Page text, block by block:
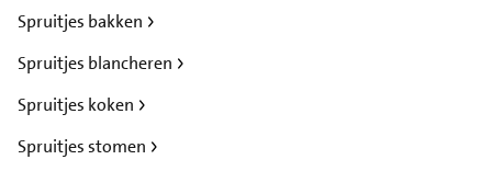
Spruitjes bakken
Spruitjes blancheren
Spruitjes koken
Spruitjes stomen